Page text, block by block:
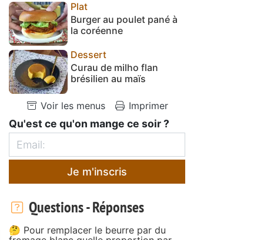
Plat
Burger au poulet pané à
la coréenne
Dessert
Curau de milho flan
brésilien au maïs
Voir les menus Imprimer
Qu'est ce qu'on mange ce soir ?
Je m'inscris
Questions - Réponses
🤔 Pour remplacer le beurre par du